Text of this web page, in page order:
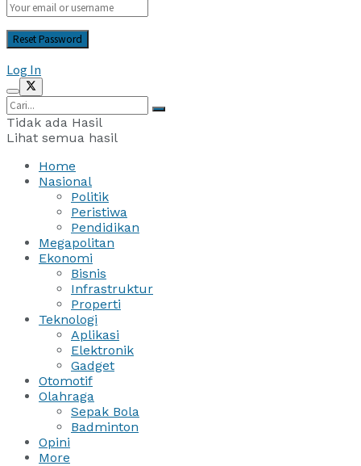
Log In
Tidak ada Hasil
Lihat semua hasil
Home
Nasional
Politik
Peristiwa
Pendidikan
Megapolitan
Ekonomi
Bisnis
Infrastruktur
Properti
Teknologi
Aplikasi
Elektronik
Gadget
Otomotif
Olahraga
Sepak Bola
Badminton
Opini
More